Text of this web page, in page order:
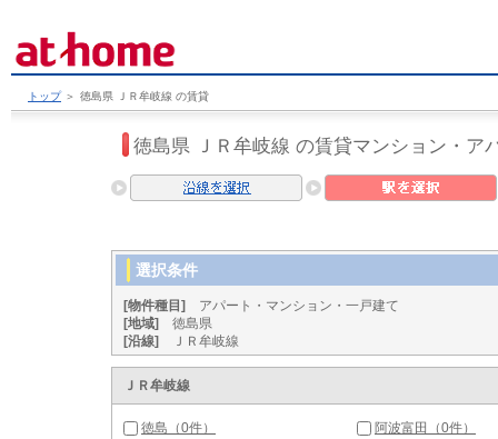
トップ ＞ 徳島県 ＪＲ牟岐線 の賃貸
徳島県 ＪＲ牟岐線 の賃貸マンション・ア
選択条件
[物件種目]
アパート・マンション・一戸建て
[地域]
徳島県
[沿線]
ＪＲ牟岐線
ＪＲ牟岐線
徳島（0件）
阿波富田（0件）